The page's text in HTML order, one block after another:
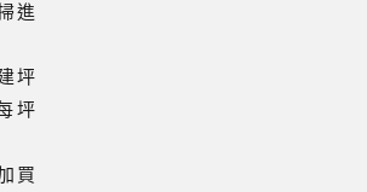
進
坪
坪
買